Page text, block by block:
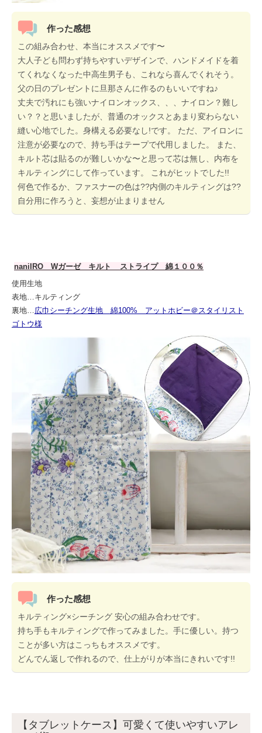
作った感想
この組み合わせ、本当にオススメです〜
大人子ども問わず持ちやすいデザインで、ハンドメイドを着
てくれなくなった中高生男子も、これなら喜んでくれそう。
父の日のプレゼントに旦那さんに作るのもいいですね♪
丈夫で汚れにも強いナイロンオックス、、、ナイロン？難し
い？？と思いましたが、普通のオックスとあまり変わらない
縫い心地でした。身構える必要なし!です。 ただ、アイロンに
注意が必要なので、持ち手はテープで代用しました。 また、
キルト芯は貼るのが難しいかな〜と思って芯は無し、内布を
キルティングにして作っています。 これがヒットでした!!
何色で作るか、ファスナーの色は??内側のキルティングは??
自分用に作ろうと、妄想が止まりません
naniIRO Wガーゼ キルト _ ストライプ 綿１００％
使用生地
表地…キルティング
裏地…広巾シーチング生地 綿100% アットホビー＠スタイリスト
ゴトウ様
作った感想
キルティング×シーチング 安心の組み合わせです。
持ち手もキルティングで作ってみました。手に優しい。持つ
ことが多い方はこっちもオススメです。
どんでん返しで作れるので、仕上がりが本当にきれいです!!
【タブレットケース】可愛くて使いやすいアレ